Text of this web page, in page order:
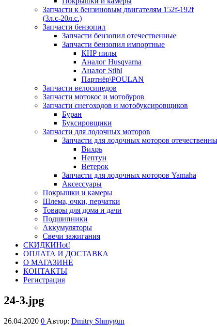
Запчасти к бензиновым двигателям 152f-192f
(3л.с-20л.с.)
Запчасти бензопил
Запчасти бензопил отечественные
Запчасти бензопил импортные
КНР пилы
Аналог Husqvarna
Аналог Stihl
Партнёр\POULAN
Запчасти велосипедов
Запчасти мотокос и мотобуров
Запчасти снегоходов и мотобуксировщиков
Буран
Буксировщики
Запчасти для лодочных моторов
Запчасти для лодочных моторов
Вихрь
Нептун
Ветерок
Запчасти для лодочных моторов Yamaha
Аксессуары
Покрышки и камеры
Шлема, очки, перчатки
Товары для дома и дачи
Подшипники
Аккумуляторы
Свечи зажигания
СКИДКИHot!
ОПЛАТА И ДОСТАВКА
О МАГАЗИНЕ
КОНТАКТЫ
Регистрация
24-3.jpg
26.04.2020 0 Автор: Dmitry Shmygun